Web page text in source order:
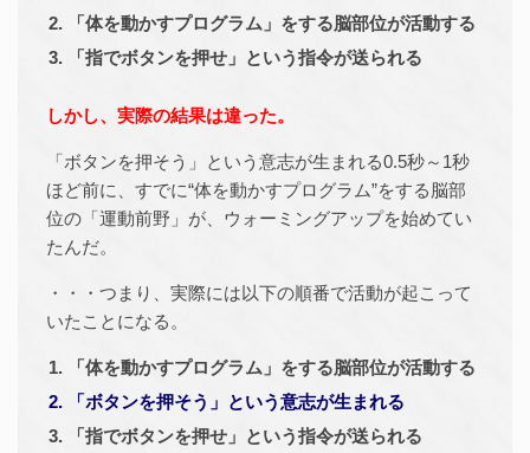
「体を動かすプログラム」をする脳部位が活動する
「指でボタンを押せ」という指令が送られる
しかし、実際の結果は違った。
「ボタンを押そう」という意志が生まれる0.5秒～1秒
ほど前に、すでに“体を動かすプログラム”をする脳部
位の「運動前野」が、ウォーミングアップを始めてい
たんだ。
・・・つまり、実際には以下の順番で活動が起こって
いたことになる。
「体を動かすプログラム」をする脳部位が活動する
「ボタンを押そう」という意志が生まれる
「指でボタンを押せ」という指令が送られる